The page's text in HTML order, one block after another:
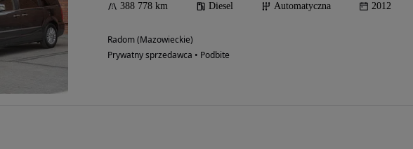
388 778 km Diesel Automatyczna 2012
Radom (Mazowieckie)
Prywatny sprzedawca • Podbite